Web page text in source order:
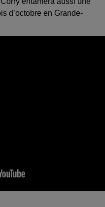
d’octobre en Grande-